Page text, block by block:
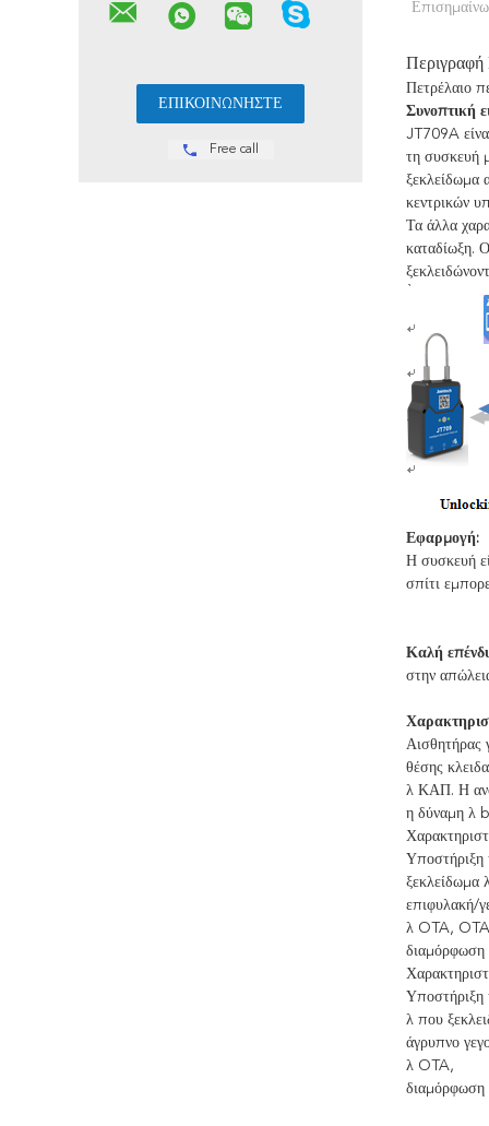
Free call
Περιγραφή
Πετρέλαιο
Συνοπτική
JT709A
τη συσκευή
ξεκλείδωμα
κεντρικών
Τα άλλα
καταδίωξη.
Εφαρμογή:
Η συσκευή
σπίτι
Καλή
στην
Αισθητήρας
θέσης
λ ΚΑΠ. Η
η δύναμη λ
Υποστήριξη
ξεκλείδωμα
επιφυλακή/
λ OTA, OTA
διαμόρφωση
Υποστήριξη
λ που
άγρυπνο
λ OTA,
διαμόρφωση